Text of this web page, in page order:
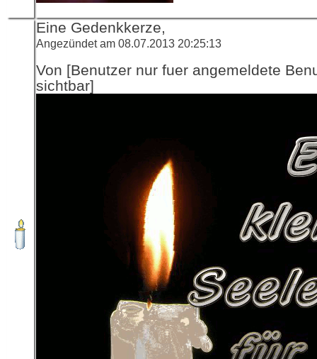
Eine Gedenkkerze,
Angezündet am 08.07.2013 20:25:13
Von [Benutzer nur fuer angemeldete
sichtbar]